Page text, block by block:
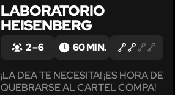
LABORATORIO
HEISENBERG
2 – 6 60 MIN.
¡LA DEA TE NECESITA! ¡ES HORA DE
QUEBRARSE AL CARTEL COMPA!